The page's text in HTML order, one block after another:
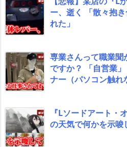
ー、逝く 「散々抱
れた」
専業さんって職業聞
ですか？ 「自営業
ナー（パソコン触れ
『Lソードアート
の天気で何かを示唆